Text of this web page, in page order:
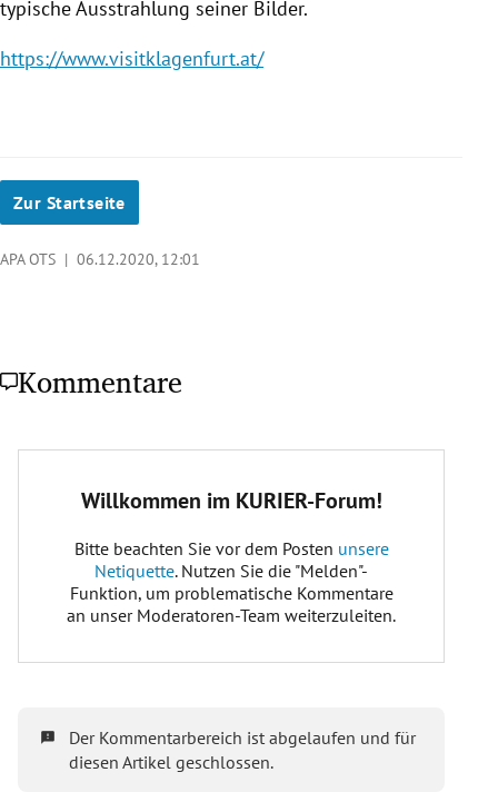
typische Ausstrahlung seiner Bilder.
https://www.visitklagenfurt.at/
Zur Startseite
APA OTS | 06.12.2020, 12:01
Kommentare